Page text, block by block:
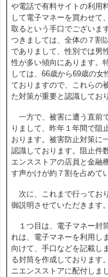
や電話で有料サイトの利用
して電子マネーを買わせて
取るという手口でございま
つきましては、全体の７割
でありまして、性別では男
性が多い傾向にあります。
しては、66歳から69歳の女
ておりますので、これらの
た対策が重要と認識してお
一方で、被害に遭う直前
りまして、昨年１年間で阻
おります。被害防止対策に
認識しております。阻止件
エンスストアの店員と金融
す声かけが約７割を占めて
次に、これまで行ってお
御説明させていただきます。
１つ目は、電子マネー封
れは、電子マネーを利用し
向けて、手口などを記載し
る封筒を作成しております
ニエンスストアに配付しま